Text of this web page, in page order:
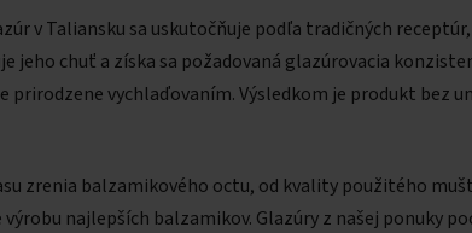
v Taliansku sa uskutočňuje podľa tradičných
jeho chuť a získa sa požadovaná glazúrovacia
prirodzene vychlaďovaním. Výsledkom je produkt
zrenia balzamikového octu, od kvality použitého
najlepších balzamikov. Glazúry z našej ponuky